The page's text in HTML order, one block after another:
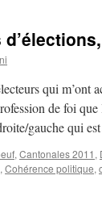
qui m’ont
de foi
gauche qui
, Cantonales 2011 ,
, Cohérence politique,